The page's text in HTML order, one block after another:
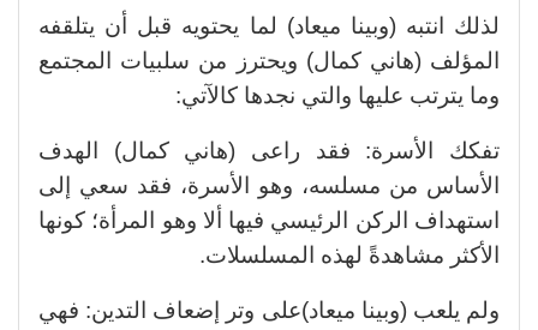
لذلك انتبه (وبينا ميعاد) لما يحتويه قبل أن يتلقفه
المؤلف (هاني كمال) ويحترز من سلبيات المجتمع
وما يترتب عليها والتي نجدها كالآتي:
تفكك الأسرة: فقد راعى (هاني كمال) الهدف
الأساس من مسلسه، وهو الأسرة، فقد سعي إلى
استهداف الركن الرئيسي فيها ألا وهو المرأة؛ كونها
الأكثر مشاهدةً لهذه المسلسلات.
ولم يلعب (وبينا ميعاد)على وتر إضعاف التدين: فهي